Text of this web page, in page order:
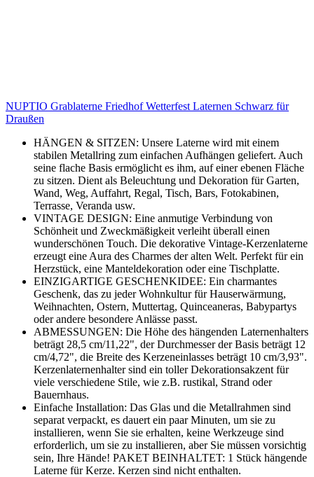
NUPTIO Grablaterne Friedhof Wetterfest Laternen Schwarz für
Draußen
HÄNGEN & SITZEN: Unsere Laterne wird mit einem
stabilen Metallring zum einfachen Aufhängen geliefert. Auch
seine flache Basis ermöglicht es ihm, auf einer ebenen Fläche
zu sitzen. Dient als Beleuchtung und Dekoration für Garten,
Wand, Weg, Auffahrt, Regal, Tisch, Bars, Fotokabinen,
Terrasse, Veranda usw.
VINTAGE DESIGN: Eine anmutige Verbindung von
Schönheit und Zweckmäßigkeit verleiht überall einen
wunderschönen Touch. Die dekorative Vintage-Kerzenlaterne
erzeugt eine Aura des Charmes der alten Welt. Perfekt für ein
Herzstück, eine Manteldekoration oder eine Tischplatte.
EINZIGARTIGE GESCHENKIDEE: Ein charmantes
Geschenk, das zu jeder Wohnkultur für Hauserwärmung,
Weihnachten, Ostern, Muttertag, Quinceaneras, Babypartys
oder andere besondere Anlässe passt.
ABMESSUNGEN: Die Höhe des hängenden Laternenhalters
beträgt 28,5 cm/11,22", der Durchmesser der Basis beträgt 12
cm/4,72", die Breite des Kerzeneinlasses beträgt 10 cm/3,93".
Kerzenlaternenhalter sind ein toller Dekorationsakzent für
viele verschiedene Stile, wie z.B. rustikal, Strand oder
Bauernhaus.
Einfache Installation: Das Glas und die Metallrahmen sind
separat verpackt, es dauert ein paar Minuten, um sie zu
installieren, wenn Sie sie erhalten, keine Werkzeuge sind
erforderlich, um sie zu installieren, aber Sie müssen vorsichtig
sein, Ihre Hände! PAKET BEINHALTET: 1 Stück hängende
Laterne für Kerze. Kerzen sind nicht enthalten.